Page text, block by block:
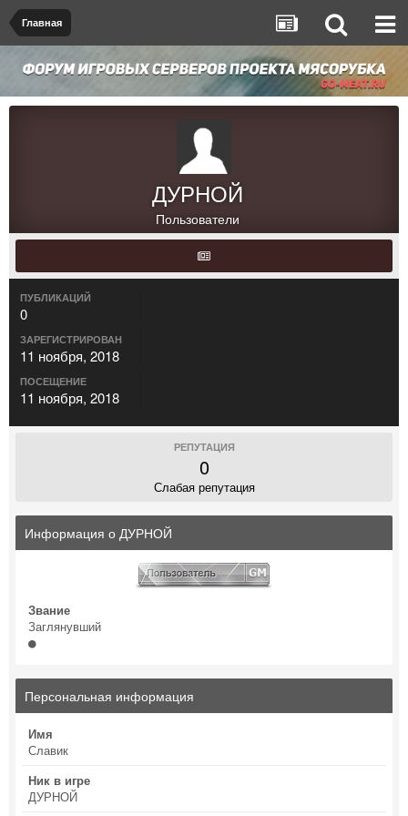
Главная
ДУРНОЙ
Пользователи
ПУБЛИКАЦИЙ
0
ЗАРЕГИСТРИРОВАН
11 ноября, 2018
ПОСЕЩЕНИЕ
11 ноября, 2018
РЕПУТАЦИЯ
0
Слабая репутация
Информация о ДУРНОЙ
Звание
Заглянувший
Персональная информация
Имя
Славик
Ник в игре
ДУРНОЙ